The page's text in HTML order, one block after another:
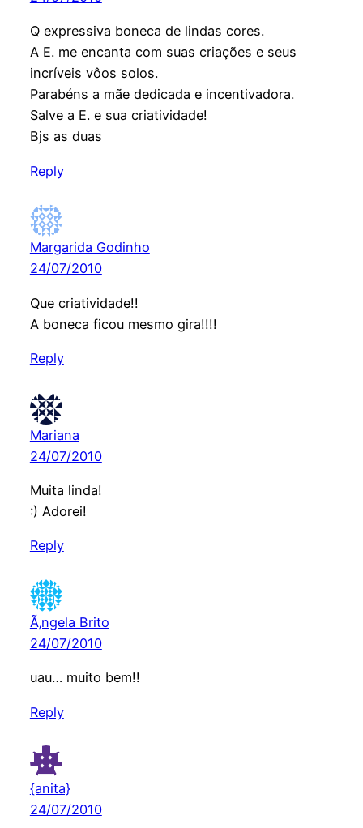
Q expressiva boneca de lindas cores.
A E. me encanta com suas criações e seus
incríveis vôos solos.
Parabéns a mãe dedicada e incentivadora.
Salve a E. e sua criatividade!
Bjs as duas
Reply
Margarida Godinho
24/07/2010
Que criatividade!!
A boneca ficou mesmo gira!!!!
Reply
Mariana
24/07/2010
Muita linda!
:) Adorei!
Reply
Ã‚ngela Brito
24/07/2010
uau… muito bem!!
Reply
{anita}
24/07/2010